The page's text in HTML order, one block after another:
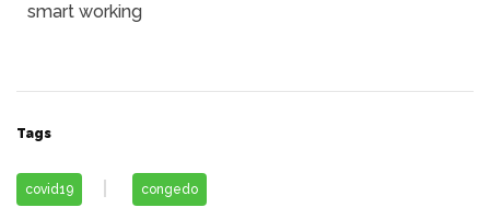
smart working
Tags
covid19 congedo